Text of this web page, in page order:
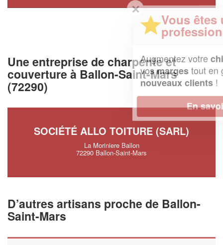
Une entreprise de charpente et
couverture à Ballon-Saint-Mars
(72290)
SOCIÉTÉ ALLO TOITURE (SARL)
La Moriniere Ballon
72290 Ballon-Saint-Mars
D’autres artisans proche de Ballon-
Saint-Mars
✕
Vous êtes un
professionnel ?
Augmentez votrechiffre d'affaireset
vosmargestout en gagnant de
nouveaux clients!
En savoir plus